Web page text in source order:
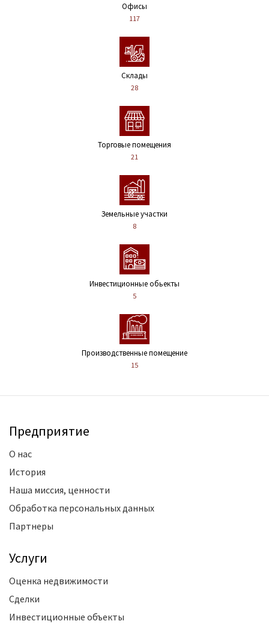
Офисы
117
Склады
28
Торговые помещения
21
Земельные участки
8
Инвестиционные обьекты
5
Производственные помещение
15
Предприятие
О нас
История
Наша миссия, ценности
Обработка персональных данных
Партнеры
Услуги
Оценка недвижимости
Сделки
Инвестиционные объекты